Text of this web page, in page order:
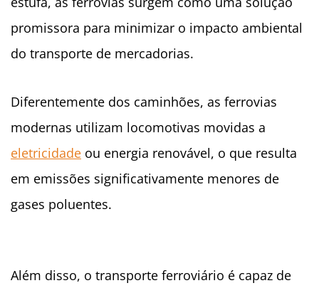
promissora para minimizar o impacto ambiental
do transporte de mercadorias.
Diferentemente dos caminhões, as ferrovias
modernas utilizam locomotivas movidas a
eletricidade ou energia renovável, o que resulta
em emissões significativamente menores de
gases poluentes.
Além disso, o transporte ferroviário é capaz de